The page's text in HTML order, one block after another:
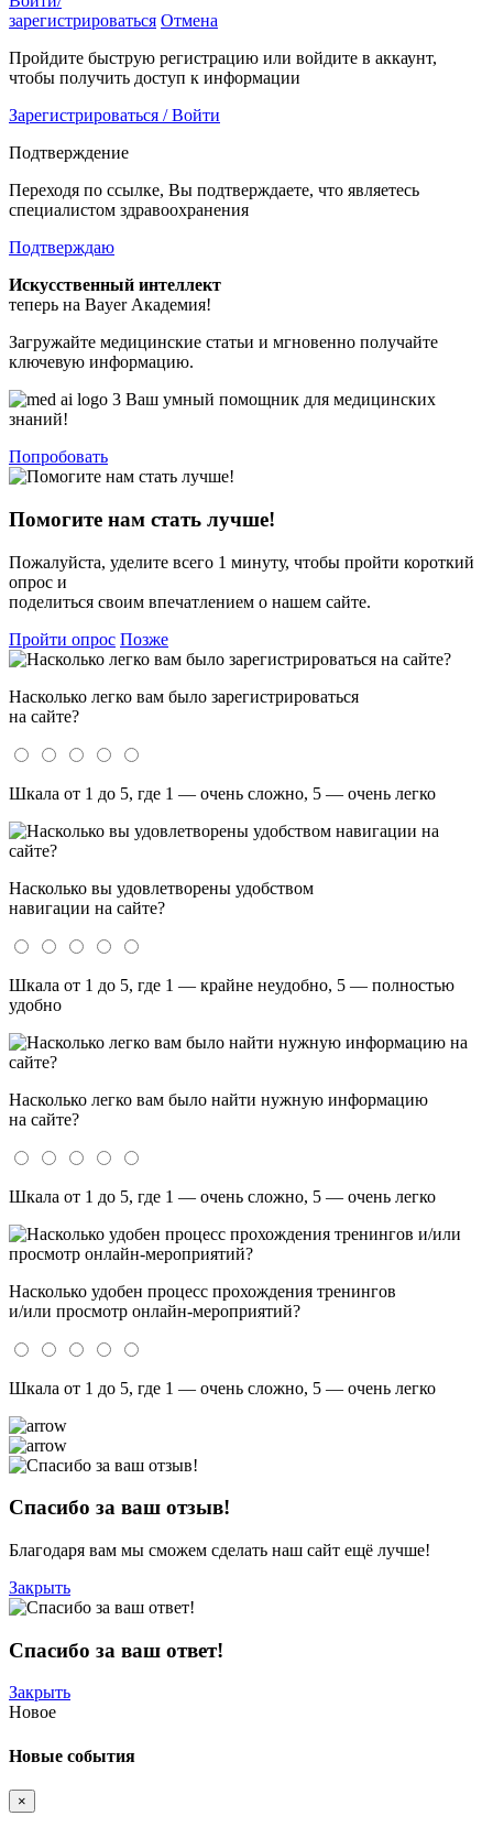
зарегистрироваться Отмена
Пройдите быструю регистрацию или войдите в аккаунт,
чтобы получить доступ к информации
Зарегистрироваться / Войти
Подтверждение
Переходя по ссылке, Вы подтверждаете, что являетесь
специалистом здравоохранения
Подтверждаю
Искусственный интеллект
теперь на Bayer Академия!
Загружайте медицинские статьи и мгновенно получайте
ключевую информацию.
Ваш умный помощник для медицинских
знаний!
Попробовать
Помогите нам стать лучше!
Пожалуйста, уделите всего 1 минуту, чтобы пройти короткий
опрос и
поделиться своим впечатлением о нашем сайте.
Пройти опрос Позже
Насколько легко вам было зарегистрироваться
на сайте?
Шкала от 1 до 5, где 1 — очень сложно, 5 — очень легко
Насколько вы удовлетворены удобством
навигации на сайте?
Шкала от 1 до 5, где 1 — крайне неудобно, 5 — полностью
удобно
Насколько легко вам было найти нужную информацию
на сайте?
Шкала от 1 до 5, где 1 — очень сложно, 5 — очень легко
Насколько удобен процесс прохождения тренингов
и/или просмотр онлайн-мероприятий?
Шкала от 1 до 5, где 1 — очень сложно, 5 — очень легко
Спасибо за ваш отзыв!
Благодаря вам мы сможем сделать наш сайт ещё лучше!
Закрыть
Спасибо за ваш ответ!
Закрыть
Новое
Новые события
×